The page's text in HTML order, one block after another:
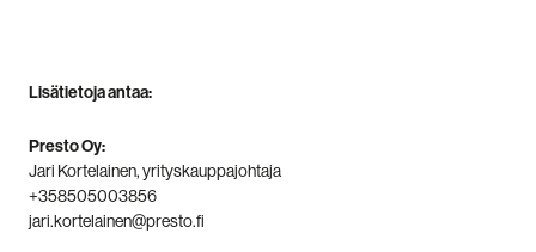
Lisätietoja antaa:
Presto Oy:
Jari Kortelainen,yrityskauppajohtaja
+358505003856
jari.kortelainen@presto.fi